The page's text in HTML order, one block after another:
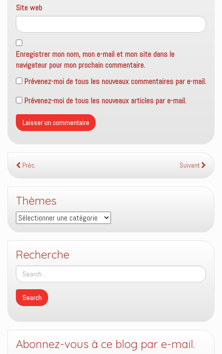
Site web
Enregistrer mon nom, mon e-mail et mon site dans le
navigateur pour mon prochain commentaire.
Prévenez-moi de tous les nouveaux commentaires par e-mail.
Prévenez-moi de tous les nouveaux articles par e-mail.
Préc. Suivant
Thèmes
Thèmes
Recherche
Abonnez-vous à ce blog par e-mail.